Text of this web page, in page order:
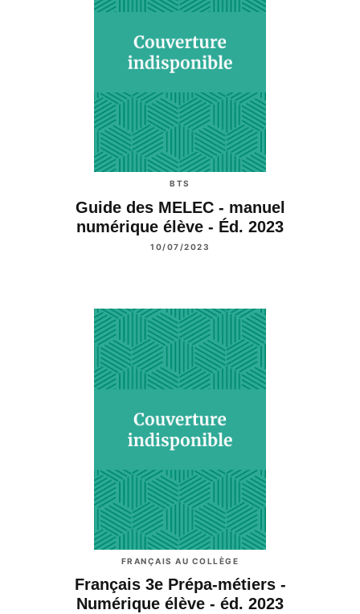
BTS
Guide des MELEC - manuel
numérique élève - Éd. 2023
10/07/2023
FRANÇAIS AU COLLÈGE
Français 3e Prépa-métiers -
Numérique élève - éd. 2023